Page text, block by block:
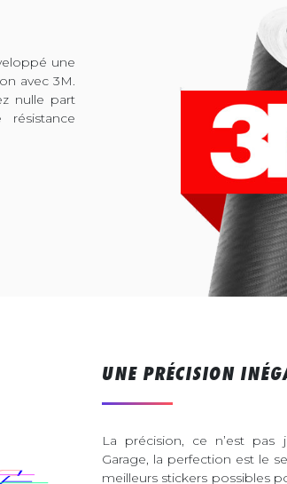
une
avec 3M.
nulle part
UNE PRÉCISION
La précision, ce n’est pas
Garage, la perfection est le
meilleurs stickers possibles